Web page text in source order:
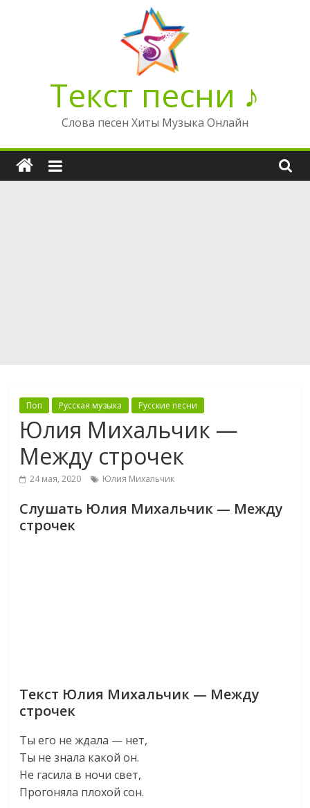
Текст песни ♪
Слова песен Хиты Музыка Онлайн
Поп Русская музыка Русские песни
Юлия Михальчик —
Между строчек
24 мая, 2020 Юлия Михальчик
Слушать Юлия Михальчик — Между
строчек
Текст Юлия Михальчик — Между
строчек
Ты его не ждала — нет,
Ты не знала какой он.
Не гасила в ночи свет,
Прогоняла плохой сон.